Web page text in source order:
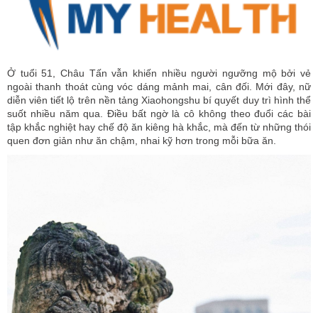
Ở tuổi 51, Châu Tấn vẫn khiến nhiều người ngưỡng mộ bởi vẻ
ngoài thanh thoát cùng vóc dáng mảnh mai, cân đối. Mới đây, nữ
diễn viên tiết lộ trên nền tảng Xiaohongshu bí quyết duy trì hình thể
suốt nhiều năm qua. Điều bất ngờ là cô không theo đuổi các bài
tập khắc nghiệt hay chế độ ăn kiêng hà khắc, mà đến từ những thói
quen đơn giản như ăn chậm, nhai kỹ hơn trong mỗi bữa ăn.